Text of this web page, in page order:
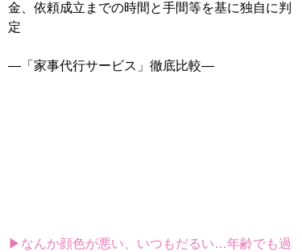
金、依頼成立までの時間と手間等を基に独自に判
定
―「家事代行サービス」徹底比較―
▶なんか顔色が悪い、いつもだるい…年齢でも過